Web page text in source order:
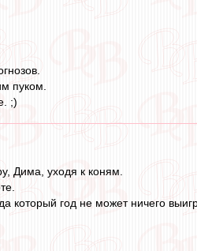
пуком.
;)
Дима, уходя к коням.
который год не может ничего